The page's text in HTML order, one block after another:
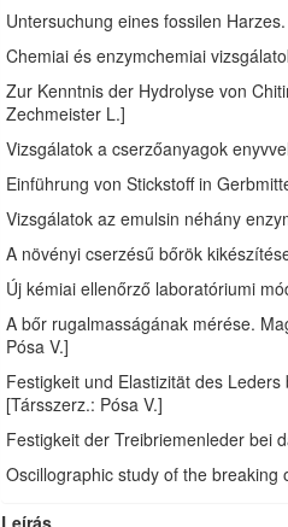
Untersuchung eines fossilen
Chemiai és enzymchemiai
Zur Kenntnis der Hydrolyse von
Zechmeister L.]
Vizsgálatok a cserzőanyagok
Einführung von Stickstoff in
Vizsgálatok az emulsin néhány
A növényi cserzésű bőrök
Új kémiai ellenőrző laboratóriumi
A bőr rugalmasságának mérése.
Pósa V.]
Festigkeit und Elastizität des
[Társszerz.: Pósa V.]
Festigkeit der Treibriemenleder bei
Oscillographic study of the